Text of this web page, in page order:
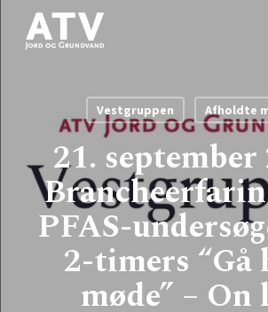
Vestgruppen Afholdte
21. september
PFAS-
2-timers “Gå
møde” – On